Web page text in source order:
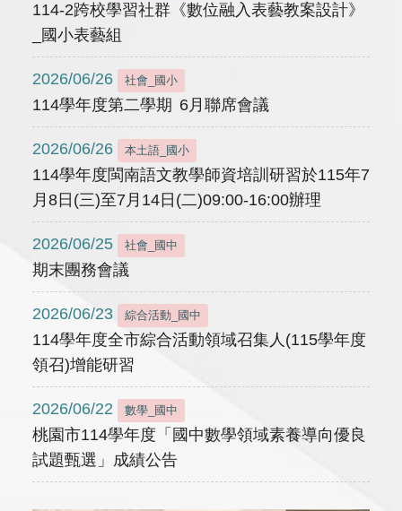
114-2跨校學習社群《數位融入表藝教案設計》
_國小表藝組
2026/06/26 社會_國小
114學年度第二學期 6月聯席會議
2026/06/26 本土語_國小
114學年度閩南語文教學師資培訓研習於115年7
月8日(三)至7月14日(二)09:00-16:00辦理
2026/06/25 社會_國中
期末團務會議
2026/06/23 綜合活動_國中
114學年度全市綜合活動領域召集人(115學年度
領召)增能研習
2026/06/22 數學_國中
桃園市114學年度「國中數學領域素養導向優良
試題甄選」成績公告